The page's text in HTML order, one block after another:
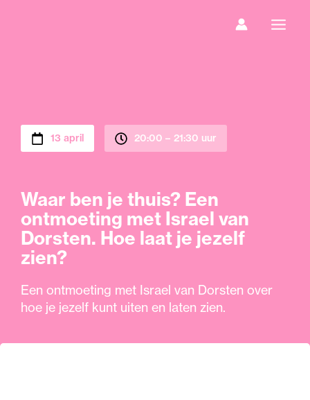
13 april 20:00 – 21:30 uur
Waar ben je thuis? Een
ontmoeting met Israel van
Dorsten. Hoe laat je jezelf
zien?
Een ontmoeting met Israel van Dorsten over
hoe je jezelf kunt uiten en laten zien.